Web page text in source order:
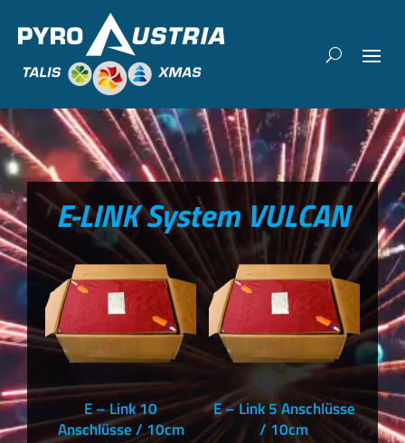
E-LINK System VULCAN
E – Link 10
Anschlüsse / 10cm
E – Link 5 Anschlüsse
/ 10cm